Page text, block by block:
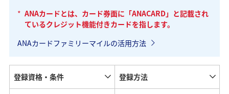
* ANAカードとは、カード券面に「ANACARD」と記載され
ているクレジット機能付きカードを指します。
ANAカードファミリーマイルの活用方法
登録資格・条件 登録方法